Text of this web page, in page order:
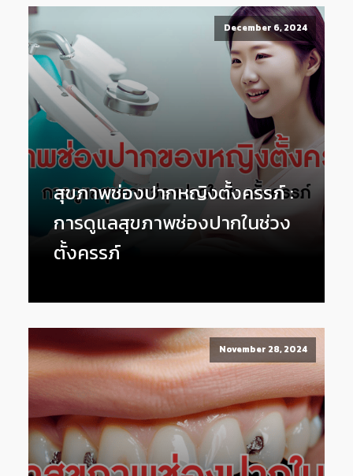
December 6, 2024
สุขภาพช่องปากหญิงตั้งครรภ์ :
การดูแลสุขภาพช่องปากในช่วง
ตั้งครรภ์
November 28, 2024